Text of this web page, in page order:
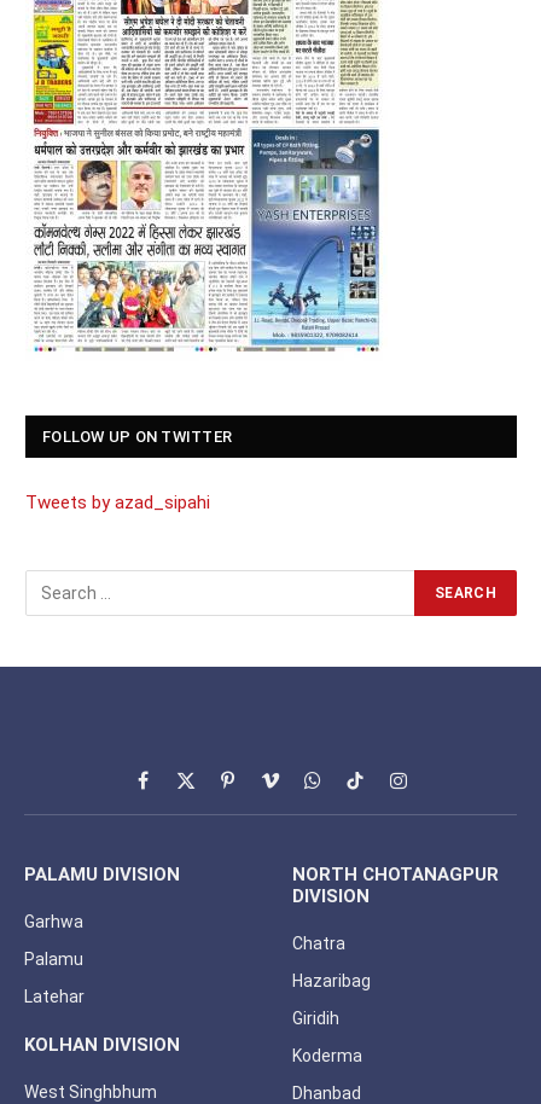
FOLLOW UP ON TWITTER
Tweets by azad_sipahi
Facebook
X
(Twitter)
PinterestVimeoWhatsApp
TikTokInstagram
PALAMU DIVISION
Garhwa
Palamu
Latehar
KOLHAN DIVISION
West Singhbhum
NORTH CHOTANAGPUR
DIVISION
Chatra
Hazaribag
Giridih
Koderma
Dhanbad